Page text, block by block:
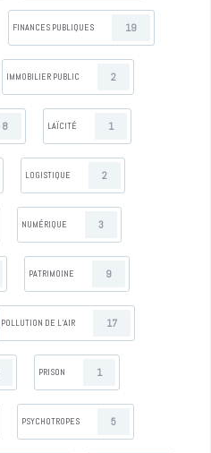
FINANCES PUBLIQUES 19
IMMOBILIER PUBLIC 2
8 LAÏCITÉ 1
LOGISTIQUE 2
NUMÉRIQUE 3
PATRIMOINE 9
POLLUTION DE L’AIR 17
PRISON 1
PSYCHOTROPES 5